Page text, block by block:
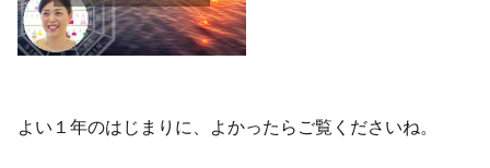
よい１年のはじまりに、よかったらご覧くださいね。